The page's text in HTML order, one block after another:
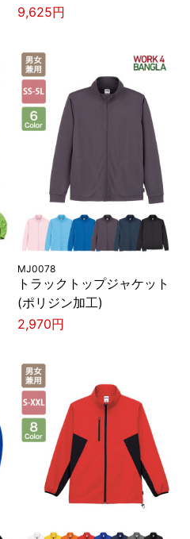
9,625円
MJ0078
トラックトップジャケット
(ポリジン加工)
2,970円